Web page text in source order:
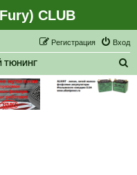
CLUB
Вход
Регистрация
ТЮНИНГ